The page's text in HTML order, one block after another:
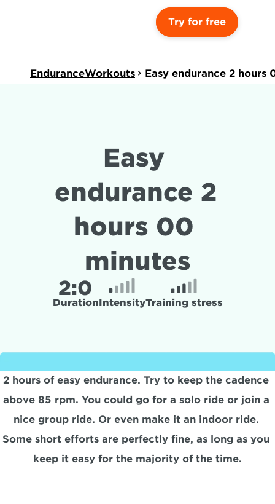
Try for free
EnduranceWorkouts Easy endurance 2 hours
Easy
endurance 2
hours 00
minutes
2:0
DurationIntensityTraining stress
2 hours of easy endurance. Try to keep the cadence
above 85 rpm. You could go for a solo ride or join a
nice group ride. Or even make it an indoor ride.
Some short efforts are perfectly fine, as long as you
keep it easy for the majority of the time.